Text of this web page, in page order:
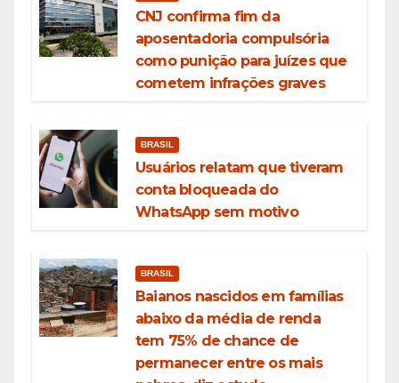
CNJ confirma fim da
aposentadoria compulsória
como punição para juízes que
cometem infrações graves
BRASIL
Usuários relatam que tiveram
conta bloqueada do
WhatsApp sem motivo
BRASIL
Baianos nascidos em famílias
abaixo da média de renda
tem 75% de chance de
permanecer entre os mais